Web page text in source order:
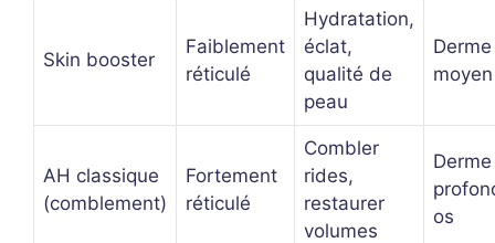
Skin booster
Faiblement
réticulé
Hydratation,
éclat,
qualité de
peau
Derme
moyen
AH classique
(comblement)
Fortement
réticulé
Combler
rides,
restaurer
volumes
Derme
os